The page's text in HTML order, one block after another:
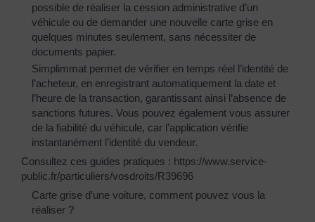
possible de réaliser la cession administrative d’un
véhicule ou de demander une nouvelle carte grise en
quelques minutes seulement, sans nécessiter de
documents papier.
Simplimmat permet de vérifier en temps réel l’identité de
l’acheteur, en enregistrant automatiquement la date et
l’heure de la transaction, garantissant ainsi l’absence de
sanctions futures. Vous pouvez également vous assurer
de la fiabilité du véhicule, car l’application vérifie
instantanément l’identité du vendeur.
Consultez ces guides pratiques : https://www.service-
public.fr/particuliers/vosdroits/R39696
Carte grise d’une voiture, comment pouvez vous la
réaliser ?